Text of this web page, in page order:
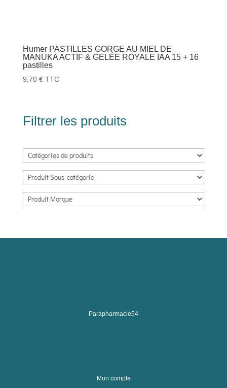
Humer PASTILLES GORGE AU MIEL DE
MANUKA ACTIF & GELÉE ROYALE IAA 15 + 16
pastilles
9,70 € TTC
Filtrer les produits
Parapharmacie54
Mon compte